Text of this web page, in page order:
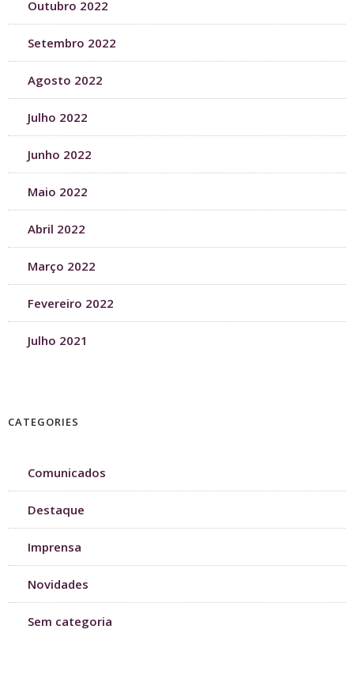
Outubro 2022
Setembro 2022
Agosto 2022
Julho 2022
Junho 2022
Maio 2022
Abril 2022
Março 2022
Fevereiro 2022
Julho 2021
CATEGORIES
Comunicados
Destaque
Imprensa
Novidades
Sem categoria